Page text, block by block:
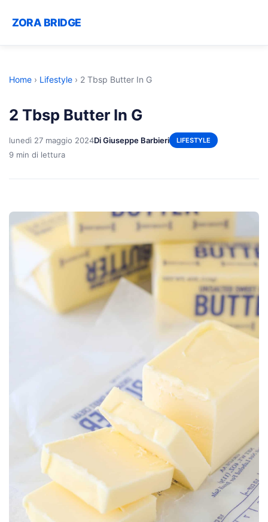
ZORA BRIDGE
Home › Lifestyle › 2 Tbsp Butter In G
2 Tbsp Butter In G
lunedì 27 maggio 2024Di Giuseppe Barbieri LIFESTYLE
9 min di lettura